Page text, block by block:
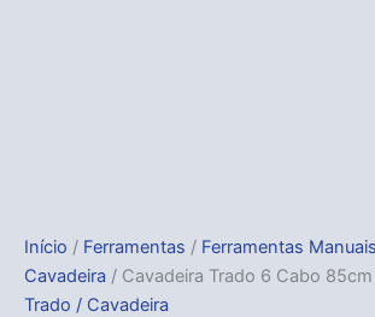
Início / Ferramentas / Ferramentas Manuais
Cavadeira / Cavadeira Trado 6 Cabo
Trado / Cavadeira